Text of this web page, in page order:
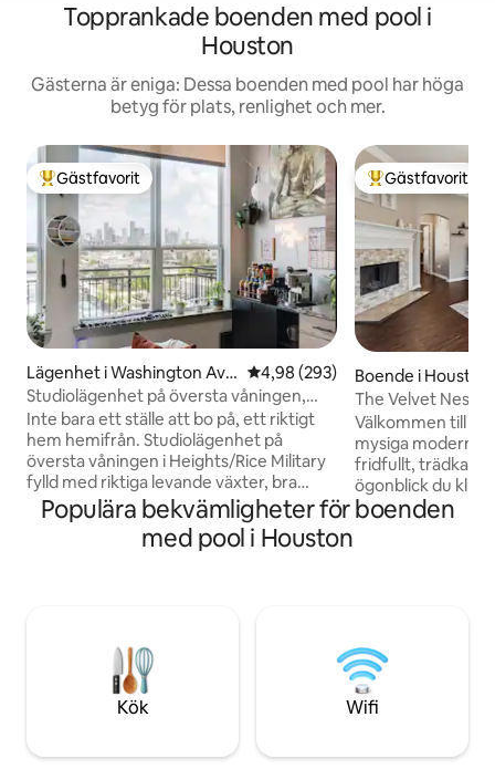
Topprankade boenden med pool i
Houston
Gästerna är eniga: Dessa boenden med pool har höga
betyg för plats, renlighet och mer.
Populär gästfavorit
Gästfavorit
Lägenhet i Washington Ave
nue - Memorial Park
4,98 av 5 i genomsnittligt
4,98 (293)
Studiolägenhet på översta våningen,
NYC-balkong, utsikt över Downtown,
pool
Inte bara ett ställe att bo på, ett riktigt
hem hemifrån. Studiolägenhet på
översta våningen i Heights/Rice Military
fylld med riktiga levande växter, bra
energi och varje detalj du inte visste att
du behövde. Vakna, gå ut på din privata
balkong och titta på Houstons
tillbaka. Betygsatt som det bästa Airbnb-
boendet de någonsin haft, inte bara i
Houston – någonsin! 4,98 · Över 300
vistelser · Topp 5 %.
Populär
Gästfavorit
Boende i Houston
The Velvet Nest-
bd 1Queen bd
Välkommen till
mysiga moderna
fridfullt, trädkantat
ögonblick du
välkomnas av
din själ — The
av lugn. Vi skulle
vara värd för din
Populära bekvämligheter för boenden
med pool i Houston
Kök Wifi